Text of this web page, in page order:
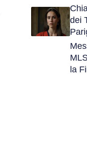
dei
la